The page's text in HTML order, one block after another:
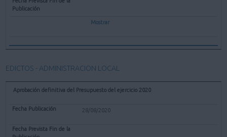
Mostrar
EDICTOS - ADMINISTRACION LOCAL
Aprobación definitiva del Presupuesto del ejercicio 2020
28/08/2020